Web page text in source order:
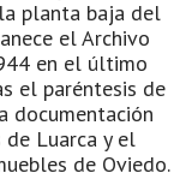
planta baja del
el Archivo
en el último
el paréntesis de
documentación
Luarca y el
de Oviedo.